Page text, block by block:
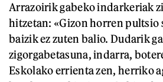
Arrazoirik gabeko indarkeriak
hitzetan: «Gizon horren pultsio
baizik ez zuten balio. Dudarik
zigorgabetasuna, indarra,
Eskolako errienta zen, herriko